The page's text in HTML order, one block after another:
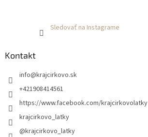
Sledovať na Instagrame
Kontakt
info@krajcirkovo.sk
+421908414561
https://www.facebook.com/krajcirkovolatky
krajcirkovo_latky
@krajcirkovo_latky